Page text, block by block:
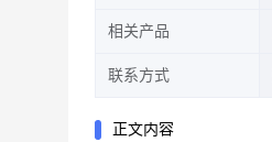
相关产品
联系方式
正文内容